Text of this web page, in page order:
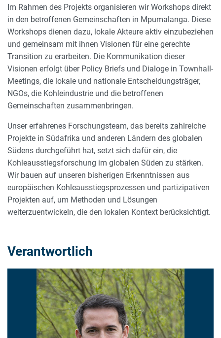
Im Rahmen des Projekts organisieren wir Workshops direkt
in den betroffenen Gemeinschaften in Mpumalanga. Diese
Workshops dienen dazu, lokale Akteure aktiv einzubeziehen
und gemeinsam mit ihnen Visionen für eine gerechte
Transition zu erarbeiten. Die Kommunikation dieser
Visionen erfolgt über Policy Briefs und Dialoge in Townhall-
Meetings, die lokale und nationale Entscheidungsträger,
NGOs, die Kohleindustrie und die betroffenen
Gemeinschaften zusammenbringen.
Unser erfahrenes Forschungsteam, das bereits zahlreiche
Projekte in Südafrika und anderen Ländern des globalen
Südens durchgeführt hat, setzt sich dafür ein, die
Kohleausstiegsforschung im globalen Süden zu stärken.
Wir bauen auf unseren bisherigen Erkenntnissen aus
europäischen Kohleausstiegsprozessen und partizipativen
Projekten auf, um Methoden und Lösungen
weiterzuentwickeln, die den lokalen Kontext berücksichtigt.
Verantwortlich